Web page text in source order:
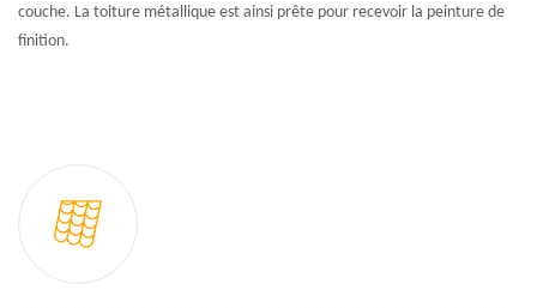
couche. La toiture métallique est ainsi prête pour recevoir la peinture de
finition.